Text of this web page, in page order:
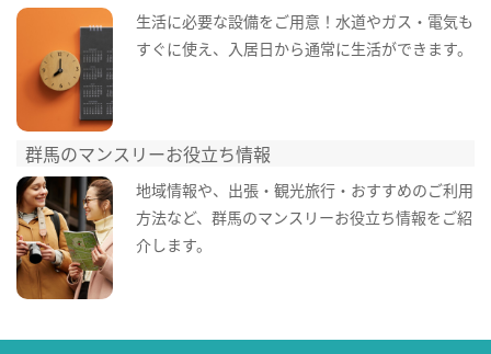
生活に必要な設備をご用意！水道やガス・電気も
すぐに使え、入居日から通常に生活ができます。
群馬のマンスリーお役立ち情報
地域情報や、出張・観光旅行・おすすめのご利用
方法など、群馬のマンスリーお役立ち情報をご紹
介します。